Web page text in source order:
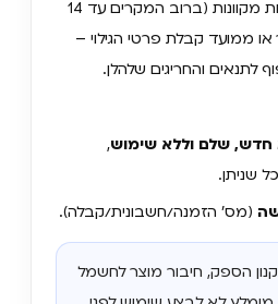
הזמן המקובלת בעסקאות מקוונות (ברוב המקרים עד 14
ממועד קבלת פרטי הגילוי –
לתנאים והחריגים שלהלן.
חדש, שלם וללא שימוש,
שניתן.
(מס’ הזמנה/חשבונית/קבלה).
הספק, חיבור מוצר לחשמל